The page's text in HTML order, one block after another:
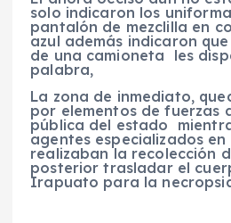
solo indicaron los
pantalón de mezclilla en
azul además indicaron
de una camioneta les
palabra,
La zona de inmediato,
por elementos de fuerzas
pública del estado
agentes especializados
realizaban la recolección
posterior trasladar el
Irapuato para la